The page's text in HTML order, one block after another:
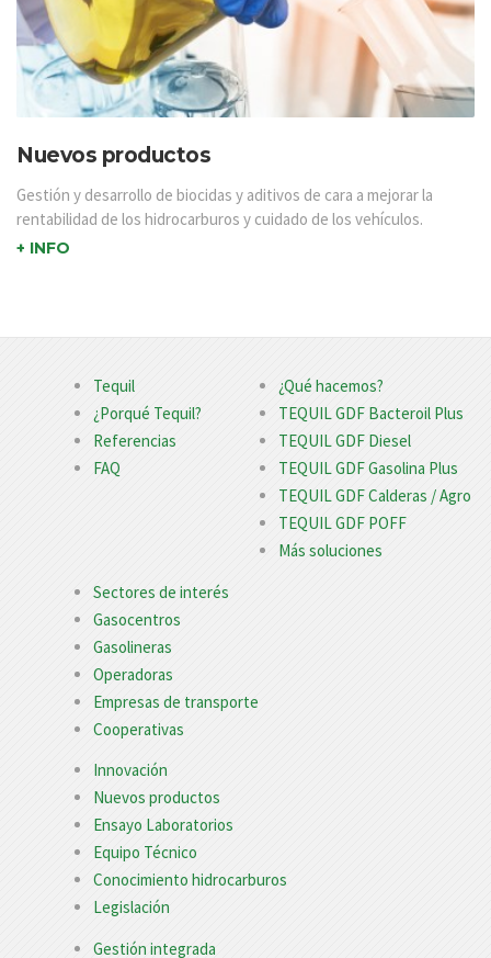
Nuevos productos
Gestión y desarrollo de biocidas y aditivos de cara a mejorar la
rentabilidad de los hidrocarburos y cuidado de los vehículos.
+ INFO
Tequil
¿Porqué Tequil?
Referencias
FAQ
¿Qué hacemos?
TEQUIL GDF Bacteroil Plus
TEQUIL GDF Diesel
TEQUIL GDF Gasolina Plus
TEQUIL GDF Calderas / Agro
TEQUIL GDF POFF
Más soluciones
Sectores de interés
Gasocentros
Gasolineras
Operadoras
Empresas de transporte
Cooperativas
Innovación
Nuevos productos
Ensayo Laboratorios
Equipo Técnico
Conocimiento hidrocarburos
Legislación
Gestión integrada